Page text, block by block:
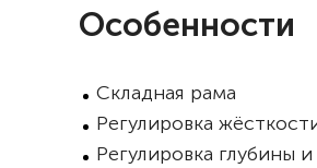
Особенности
Складная рама
Регулировка
Регулировка глубины